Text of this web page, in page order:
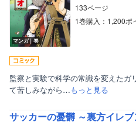
マンガ｜巻
133ページ
1巻購入：1,200ポ
監察と実験で科学の常識を変えたガ
て苦しみながら…もっと見る
サッカーの憂欝 ～裏方イレブ